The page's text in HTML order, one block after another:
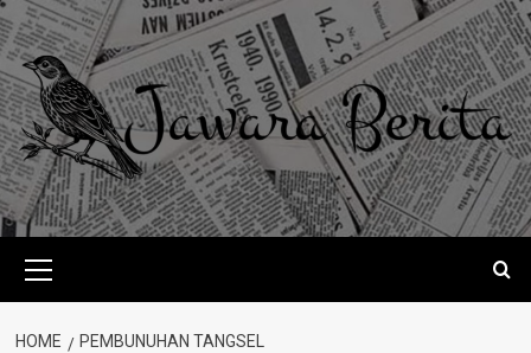
Skip
to
content
Menu
HOME PEMBUNUHAN TANGSEL